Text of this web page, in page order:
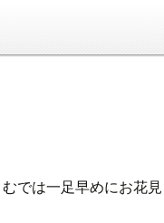
では一足早めにお花